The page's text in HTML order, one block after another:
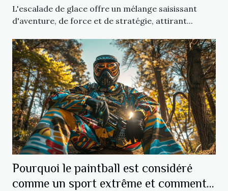
débutants
L'escalade de glace offre un mélange saisissant
d'aventure, de force et de stratégie, attirant...
Pourquoi le paintball est considéré
comme un sport extrême et comment